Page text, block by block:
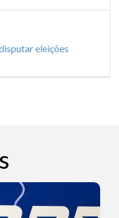
eleições